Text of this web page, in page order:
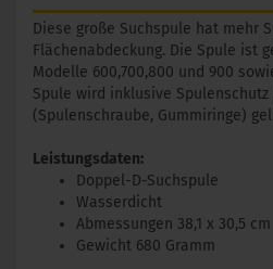
Diese große Suchspule hat mehr
Flächenabdeckung. Die Spule ist
Modelle 600,700,800 und 900
Spule wird inklusive
(Spulenschraube, Gummiringe)
Leistungsdaten:
Doppel-D-Suchspule
Wasserdicht
Abmessungen 38,1 x 30,5 cm
Gewicht 680 Gramm